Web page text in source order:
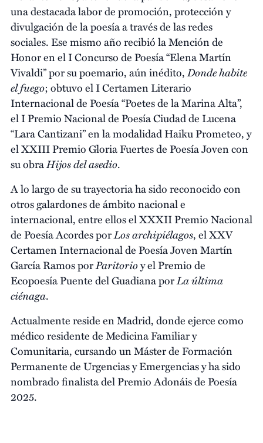
una destacada labor de promoción, protección y
divulgación de la poesía a través de las redes
sociales. Ese mismo año recibió la Mención de
Honor en el I Concurso de Poesía “Elena Martín
Vivaldi” por su poemario, aún inédito,Donde habite
el fuego; obtuvo el I Certamen Literario
Internacional de Poesía “Poetes de la Marina Alta”,
el I Premio Nacional de Poesía Ciudad de Lucena
“Lara Cantizani” en la modalidad Haiku Prometeo, y
el XXIII Premio Gloria Fuertes de Poesía Joven con
su obraHijos del asedio.
A lo largo de su trayectoria ha sido reconocido con
otros galardones de ámbito nacional e
internacional, entre ellos el XXXII Premio Nacional
de Poesía Acordes porLos archipiélagos, el XXV
Certamen Internacional de Poesía Joven Martín
García Ramos porParitorioy el Premio de
Ecopoesía Puente del Guadiana porLa última
ciénaga.
Actualmente reside en Madrid, donde ejerce como
médico residente de Medicina Familiar y
Comunitaria, cursando un Máster de Formación
Permanente de Urgencias y Emergencias y ha sido
nombrado finalista del Premio Adonáis de Poesía
2025.